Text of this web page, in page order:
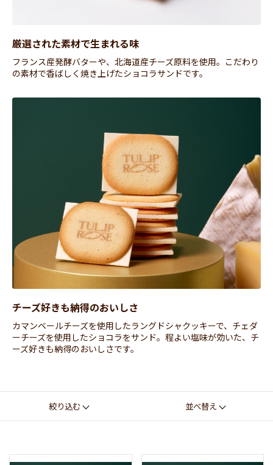
厳選された素材で生まれる味
フランス産発酵バターや、北海道産チーズ原料を使用。こだわり
の素材で香ばしく焼き上げたショコラサンドです。
チーズ好きも納得のおいしさ
カマンベールチーズを使用したラングドシャクッキーで、チェダ
ーチーズを使用したショコラをサンド。程よい塩味が効いた、チ
ーズ好きも納得のおいしさです。
絞り込む 並べ替え